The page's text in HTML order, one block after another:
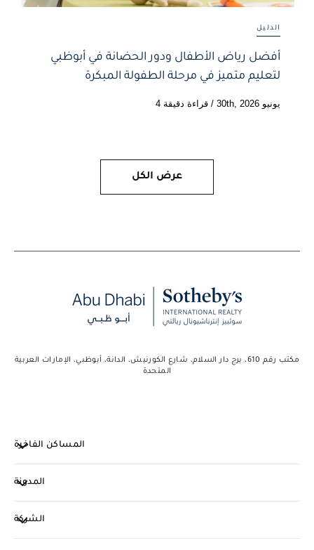
الدليل
أفضل رياض الأطفال ودور الحضانة في أبوظبي
لتعليم متميز في مرحلة الطفولة المبكرة
يونيو 30th, 2026 / قراءة دقيقة 4
عرض الكل
المساكن الفاخرة
المدونة
الشركة
مكتب رقم 610، برج دار السلام، شارع الكورنيش، الدانة، أبوظبي، الإمارات العربية
المتحدة